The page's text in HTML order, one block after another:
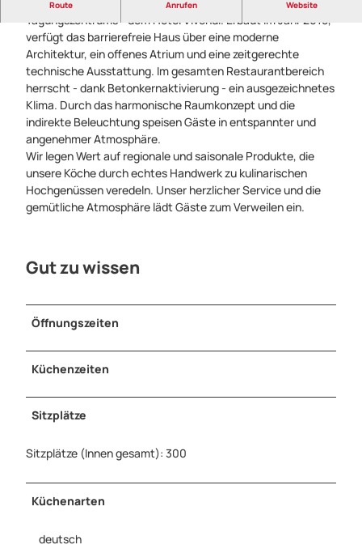
Route Anrufen Website
Tagungszentrums - dem Hotel Vivendi. Erbaut im Jahr 2018,
verfügt das barrierefreie Haus über eine moderne
Architektur, ein offenes Atrium und eine zeitgerechte
technische Ausstattung. Im gesamten Restaurantbereich
herrscht - dank Betonkernaktivierung - ein ausgezeichnetes
Klima. Durch das harmonische Raumkonzept und die
indirekte Beleuchtung speisen Gäste in entspannter und
angenehmer Atmosphäre.
Wir legen Wert auf regionale und saisonale Produkte, die
unsere Köche durch echtes Handwerk zu kulinarischen
Hochgenüssen veredeln. Unser herzlicher Service und die
gemütliche Atmosphäre lädt Gäste zum Verweilen ein.
Gut zu wissen
Öffnungszeiten
Küchenzeiten
Sitzplätze
Sitzplätze (Innen gesamt): 300
Küchenarten
deutsch